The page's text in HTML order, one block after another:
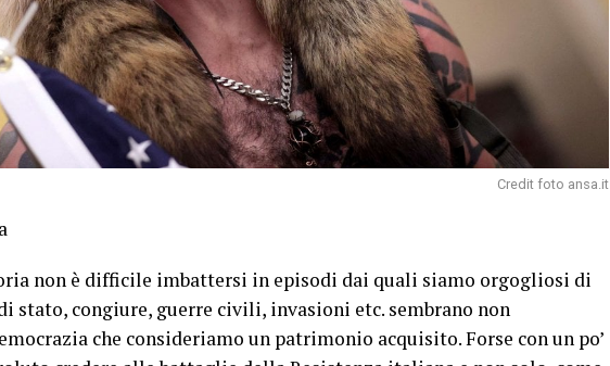
Credit foto ansa.it
non è difficile imbattersi in episodi dai quali siamo orgogliosi di
stato, congiure, guerre civili, invasioni etc. sembrano non
che consideriamo un patrimonio acquisito. Forse con un po’